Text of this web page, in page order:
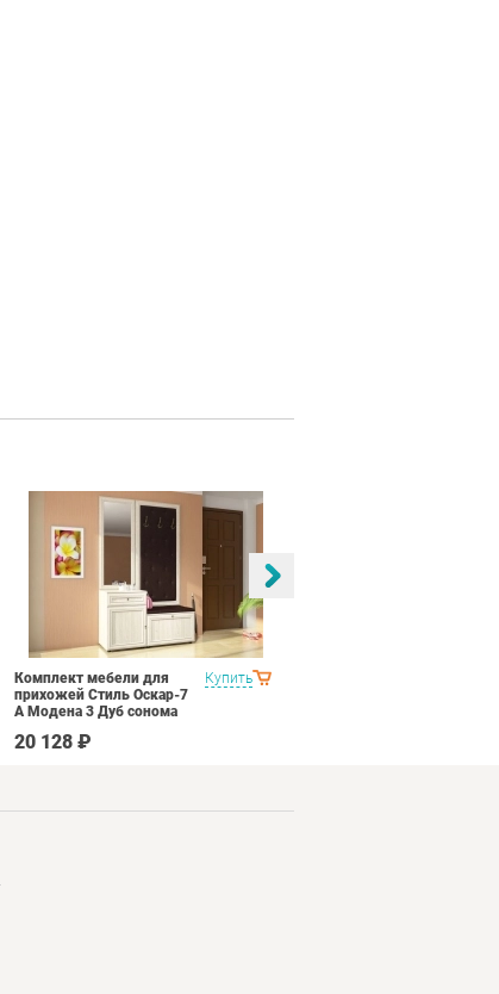
Купить
Комплект мебели для
прихожей Стиль Оскар-7
А Модена 3 Дуб сонома
20 128 ₽